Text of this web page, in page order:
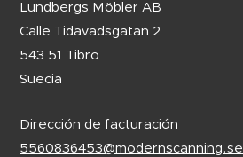
Lundbergs Möbler AB
Calle Tidavadsgatan 2
543 51 Tibro
Suecia
Dirección de facturación
5560836453@modernscanning.se